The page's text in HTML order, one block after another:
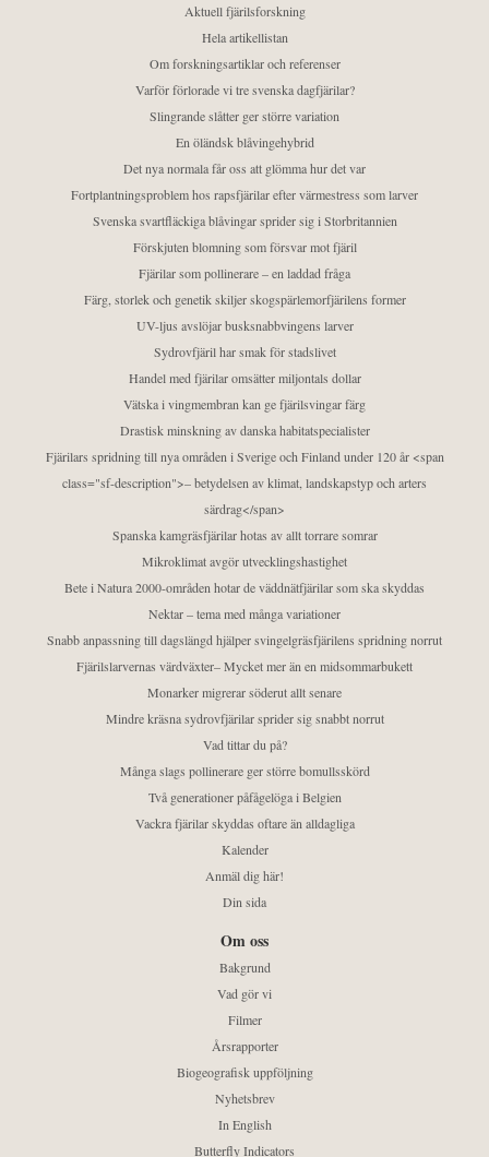
Aktuell fjärilsforskning
Hela artikellistan
Om forskningsartiklar och referenser
Varför förlorade vi tre svenska dagfjärilar?
Slingrande slåtter ger större variation
En öländsk blåvingehybrid
Det nya normala får oss att glömma hur det var
Fortplantningsproblem hos rapsfjärilar efter värmestress som larver
Svenska svartfläckiga blåvingar sprider sig i Storbritannien
Förskjuten blomning som försvar mot fjäril
Fjärilar som pollinerare – en laddad fråga
Färg, storlek och genetik skiljer skogspärlemorfjärilens former
UV-ljus avslöjar busksnabbvingens larver
Sydrovfjäril har smak för stadslivet
Handel med fjärilar omsätter miljontals dollar
Vätska i vingmembran kan ge fjärilsvingar färg
Drastisk minskning av danska habitatspecialister
Fjärilars spridning till nya områden i Sverige och Finland under 120 år <span
class="sf-description">– betydelsen av klimat, landskapstyp och arters
särdrag</span>
Spanska kamgräsfjärilar hotas av allt torrare somrar
Mikroklimat avgör utvecklingshastighet
Bete i Natura 2000-områden hotar de väddnätfjärilar som ska skyddas
Nektar – tema med många variationer
Snabb anpassning till dagslängd hjälper svingelgräsfjärilens spridning norrut
Fjärilslarvernas värdväxter– Mycket mer än en midsommarbukett
Monarker migrerar söderut allt senare
Mindre kräsna sydrovfjärilar sprider sig snabbt norrut
Vad tittar du på?
Många slags pollinerare ger större bomullsskörd
Två generationer påfågelöga i Belgien
Vackra fjärilar skyddas oftare än alldagliga
Kalender
Anmäl dig här!
Din sida
Om oss
Bakgrund
Vad gör vi
Filmer
Årsrapporter
Biogeografisk uppföljning
Nyhetsbrev
In English
Butterfly Indicators